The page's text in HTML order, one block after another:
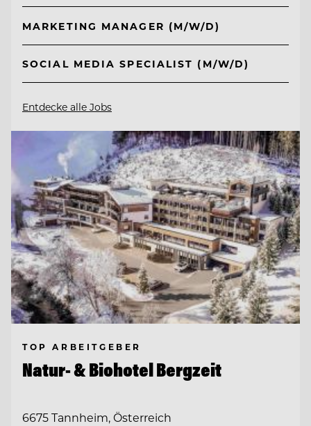
MARKETING MANAGER (M/W/D)
SOCIAL MEDIA SPECIALIST (M/W/D)
Entdecke alle Jobs
TOP ARBEITGEBER
Natur- & Biohotel Bergzeit
6675 Tannheim, Österreich